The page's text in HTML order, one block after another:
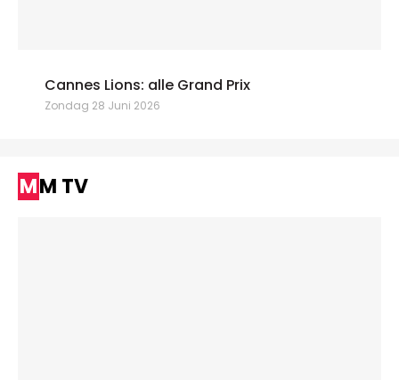
Cannes Lions: alle Grand Prix
Zondag 28 Juni 2026
MM TV